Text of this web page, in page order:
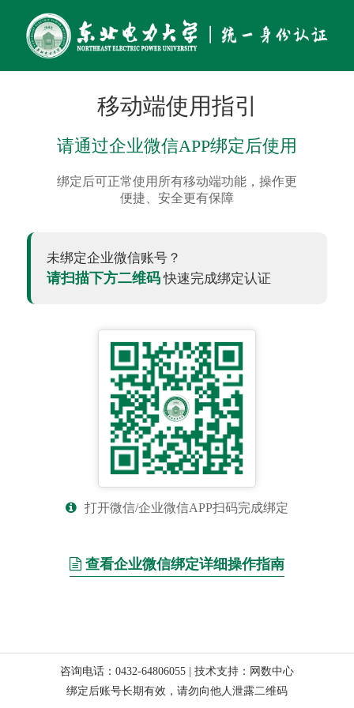
移动端使用指引
请通过企业微信APP绑定后使用
绑定后可正常使用所有移动端功能，操作更
便捷、安全更有保障
未绑定企业微信账号？
请扫描下方二维码快速完成绑定认证
打开微信/企业微信APP扫码完成绑定
查看企业微信绑定详细操作指南
咨询电话：0432-64806055 | 技术支持：网数中心
绑定后账号长期有效，请勿向他人泄露二维码